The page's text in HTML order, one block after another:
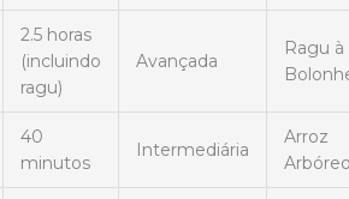
2.5 horas
(incluindo
ragu)
Avançada
Ragu à
40
minutos
Intermediária
Arroz